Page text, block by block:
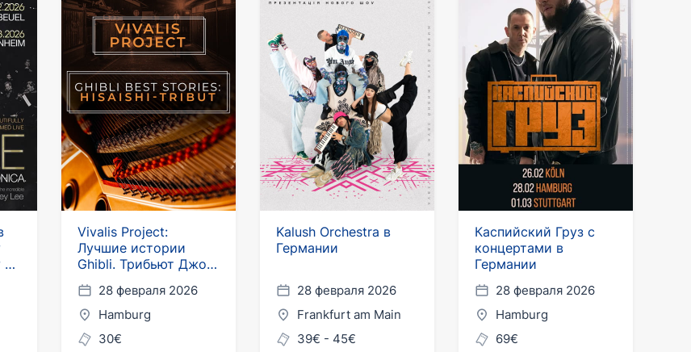
Vivalis Project:
Лучшие истории
Ghibli. Трибьют Джо
Хисаиши в Гамбурге
28 февраля 2026
Hamburg
30€
Kalush Orchestra в
Германии
28 февраля 2026
Frankfurt am Main
39€ - 45€
Каспийский Груз с
концертами в
Германии
28 февраля 2026
Hamburg
69€